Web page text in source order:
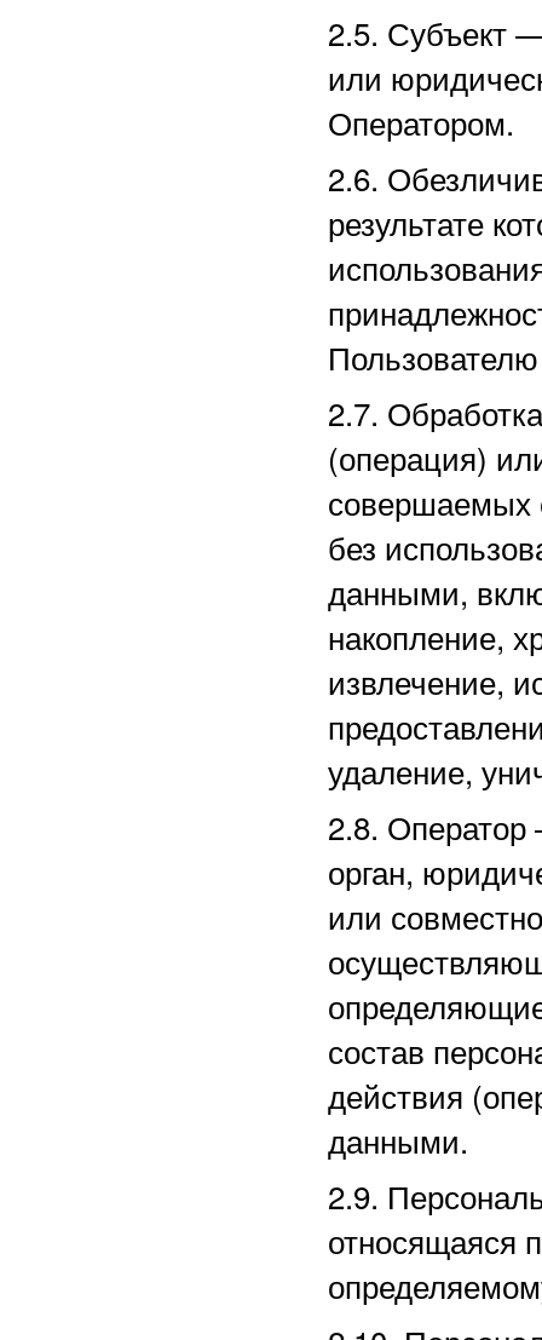
2.5. Субъект
или
Оператором.
2.6.
результате
2.7.
(операция)
совершаемых
без
данными,
накопление,
извлечение,
удаление,
2.8. Оператор
орган,
или
состав
действия
данными.
2.9.
относящаяся